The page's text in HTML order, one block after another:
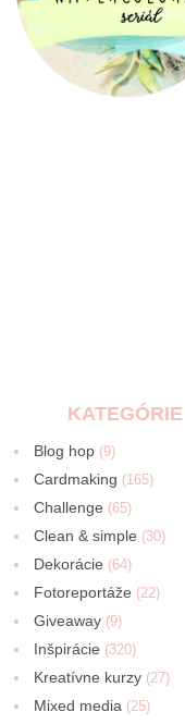
KATEGÓRIE
Blog hop (9)
Cardmaking (165)
Challenge (65)
Clean & simple (30)
Dekorácie (64)
Fotoreportáže (22)
Giveaway (9)
Inšpirácie (320)
Kreatívne kurzy (27)
Mixed media (25)